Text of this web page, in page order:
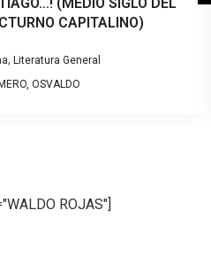
CAPITALINO)
, Literatura General
OSVALDO
ROJAS"]